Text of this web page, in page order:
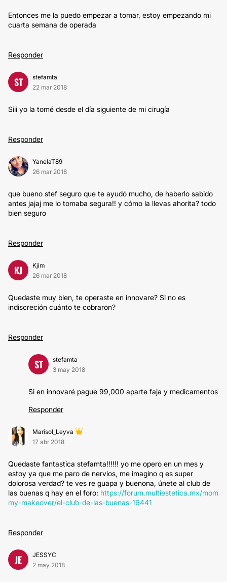
Entonces me la puedo empezar a tomar, estoy empezando mi
cuarta semana de operada
Responder
ST
stefamta
22 mar 2018
Siii yo la tomé desde el día siguiente de mi cirugía
Responder
YanelaT89
26 mar 2018
que bueno stef seguro que te ayudó mucho, de haberlo sabido
antes jajaj me lo tomaba segura!! y cómo la llevas ahorita? todo
bien seguro
Responder
KJ
Kjim
26 mar 2018
Quedaste muy bien, te operaste en innovare? Si no es
indiscreción cuánto te cobraron?
Responder
ST
stefamta
3 may 2018
Si en innovaré pague 99,000 aparte faja y medicamentos
Responder
Marisol_Leyva
17 abr 2018
Quedaste fantastica stefamta!!!!!! yo me opero en un mes y
estoy ya que me paro de nervios, me imagino q es super
dolorosa verdad? te ves re guapa y buenona, únete al club de
las buenas q hay en el foro: https://forum.multiestetica.mx/mom
my-makeover/el-club-de-las-buenas-16441
Responder
JE
JESSYC
2 may 2018